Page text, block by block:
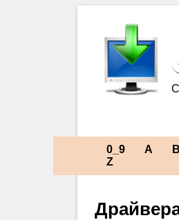
0_9 A B
Z